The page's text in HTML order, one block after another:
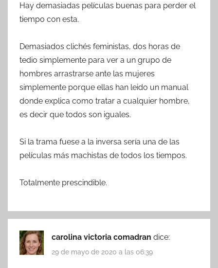
Hay demasiadas películas buenas para perder el
tiempo con esta.
Demasiados clichés feministas, dos horas de
tedio simplemente para ver a un grupo de
hombres arrastrarse ante las mujeres
simplemente porque ellas han leido un manual
donde explica como tratar a cualquier hombre,
es decir que todos son iguales.
Si la trama fuese a la inversa sería una de las
películas más machistas de todos los tiempos.
Totalmente prescindible.
carolina victoria comadran dice:
29 de mayo de 2020 a las 06:39